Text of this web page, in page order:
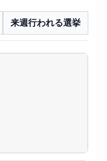
来週行われる選挙